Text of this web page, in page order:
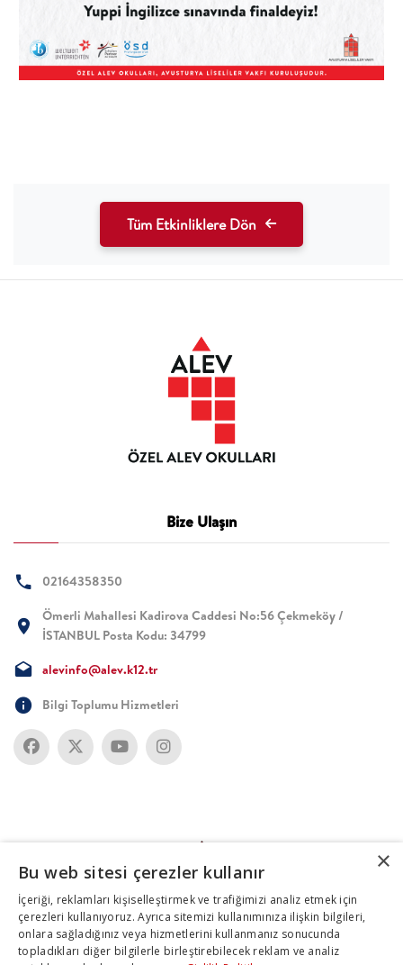
Tüm Etkinliklere Dön
Bize Ulaşın
02164358350
Ömerli Mahallesi Kadirova Caddesi No:56 Çekmeköy /
İSTANBUL Posta Kodu: 34799
alevinfo@alev.k12.tr
Bilgi Toplumu Hizmetleri
×
Bu web sitesi çerezler kullanır
İçeriği, reklamları kişiselleştirmek ve trafiğimizi analiz etmek için
çerezleri kullanıyoruz. Ayrıca sitemizi kullanımınıza ilişkin bilgileri,
onlara sağladığınız veya hizmetlerini kullanmanız sonucunda
topladıkları diğer bilgilerle birleştirebilecek reklam ve analiz